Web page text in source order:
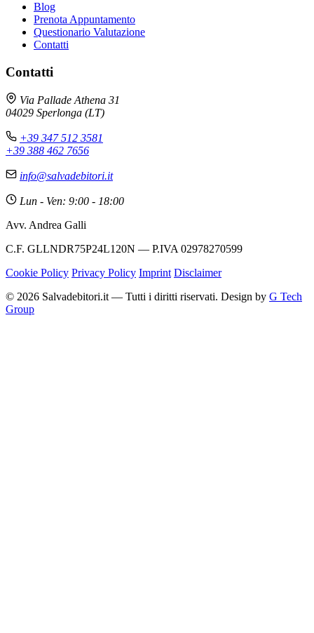
Blog
Prenota Appuntamento
Questionario Valutazione
Contatti
Contatti
Via Pallade Athena 31
04029 Sperlonga (LT)
+39 347 512 3581
+39 388 462 7656
info@salvadebitori.it
Lun - Ven: 9:00 - 18:00
Avv. Andrea Galli
C.F. GLLNDR75P24L120N — P.IVA 02978270599
Cookie Policy Privacy Policy Imprint Disclaimer
© 2026 Salvadebitori.it — Tutti i diritti riservati. Design by G Tech
Group